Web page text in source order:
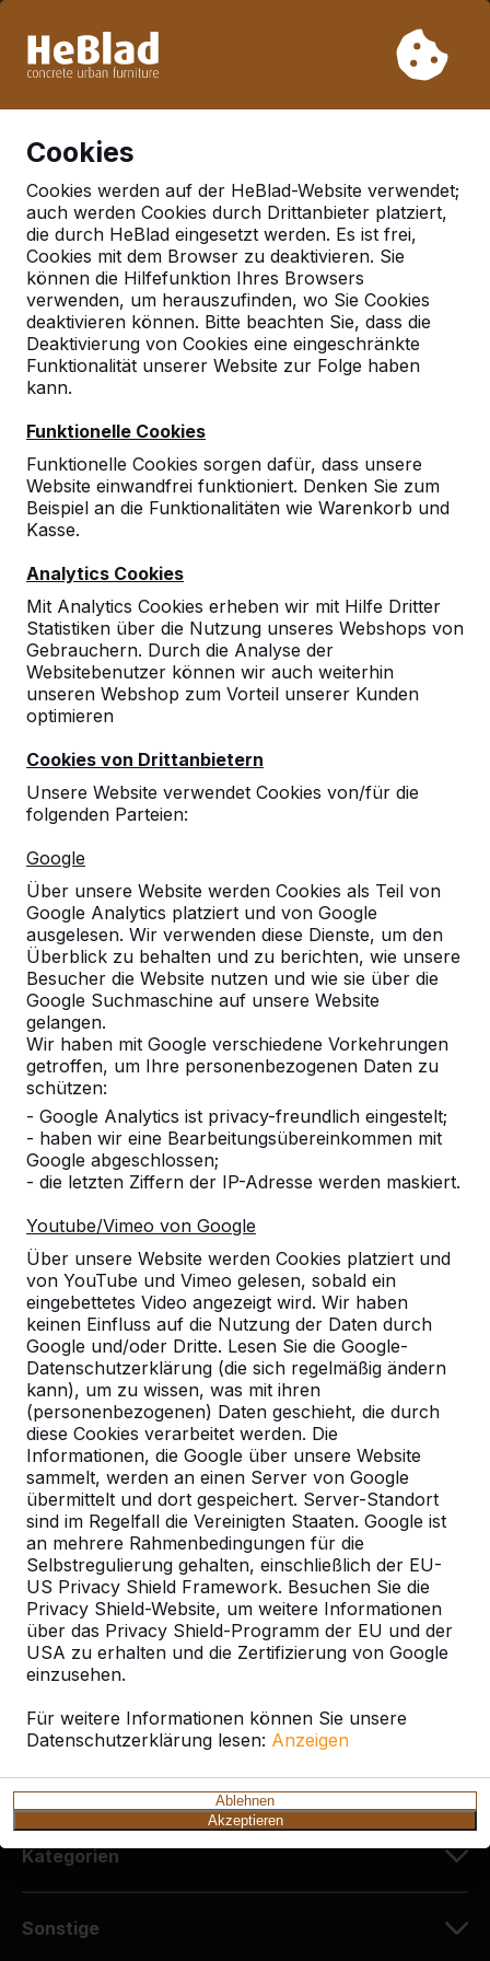
Woche 33 nicht. Bitte berücksichtigen Sie daher längere
Cookies
Cookies werden auf der HeBlad-Website verwendet;
auch werden Cookies durch Drittanbieter platziert,
die durch HeBlad eingesetzt werden. Es ist frei,
Cookies mit dem Browser zu deaktivieren. Sie
können die Hilfefunktion Ihres Browsers
verwenden, um herauszufinden, wo Sie Cookies
deaktivieren können. Bitte beachten Sie, dass die
Deaktivierung von Cookies eine eingeschränkte
Funktionalität unserer Website zur Folge haben
kann.
Funktionelle Cookies
Funktionelle Cookies sorgen dafür, dass unsere
Website einwandfrei funktioniert. Denken Sie zum
Beispiel an die Funktionalitäten wie Warenkorb und
Kasse.
Analytics Cookies
Mit Analytics Cookies erheben wir mit Hilfe Dritter
Statistiken über die Nutzung unseres Webshops von
Gebrauchern. Durch die Analyse der
Websitebenutzer können wir auch weiterhin
unseren Webshop zum Vorteil unserer Kunden
optimieren
Cookies von Drittanbietern
Unsere Website verwendet Cookies von/für die
folgenden Parteien:
Google
Über unsere Website werden Cookies als Teil von
Google Analytics platziert und von Google
ausgelesen. Wir verwenden diese Dienste, um den
Überblick zu behalten und zu berichten, wie unsere
Besucher die Website nutzen und wie sie über die
Google Suchmaschine auf unsere Website
gelangen.
Wir haben mit Google verschiedene Vorkehrungen
getroffen, um Ihre personenbezogenen Daten zu
schützen:
- Google Analytics ist privacy-freundlich eingestelt;
- haben wir eine Bearbeitungsübereinkommen mit
Google abgeschlossen;
- die letzten Ziffern der IP-Adresse werden maskiert.
Youtube/Vimeo von Google
Über unsere Website werden Cookies platziert und
von YouTube und Vimeo gelesen, sobald ein
eingebettetes Video angezeigt wird. Wir haben
keinen Einfluss auf die Nutzung der Daten durch
Google und/oder Dritte. Lesen Sie die Google-
Datenschutzerklärung (die sich regelmäßig ändern
kann), um zu wissen, was mit ihren
(personenbezogenen) Daten geschieht, die durch
diese Cookies verarbeitet werden. Die
Informationen, die Google über unsere Website
sammelt, werden an einen Server von Google
übermittelt und dort gespeichert. Server-Standort
sind im Regelfall die Vereinigten Staaten. Google ist
an mehrere Rahmenbedingungen für die
Selbstregulierung gehalten, einschließlich der EU-
US Privacy Shield Framework. Besuchen Sie die
Privacy Shield-Website, um weitere Informationen
über das Privacy Shield-Programm der EU und der
USA zu erhalten und die Zertifizierung von Google
einzusehen.
Für weitere Informationen können Sie unsere
Datenschutzerklärung lesen: Anzeigen
Ablehnen
Akzeptieren
Deutschland
Referenties in:
Wiefelstede
Geen reviews gevonden voor deze
Referenzen
Unsere Produkte finden Sie in ganz Europa
und darüber hinaus. Sehen Sie hier, wo Sie
ein HeBlad-Produkt in Ihrer Nähe finden.
Produkt
Alles anzeigen
Kategorie
Alles anzeigen
Ort oder Postleitzahl suchen
Kontakt
HeBlad Deutschland
Diekerstraße 97
42781 Haan
Deutschland
+49 212 934 77 25
info@HeBlad.de
Kundenservice
Kategorien
Sonstige